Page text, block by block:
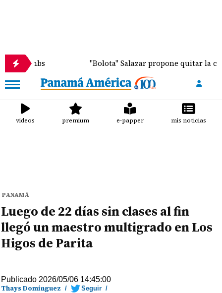
"Bolota" Salazar propone quitar la
videos premium e-papper mis noticias
PANAMÁ
Luego de 22 días sin clases al fin
llegó un maestro multigrado en Los
Higos de Parita
Publicado 2026/05/06 14:45:00
Thays Domínguez / Seguir /